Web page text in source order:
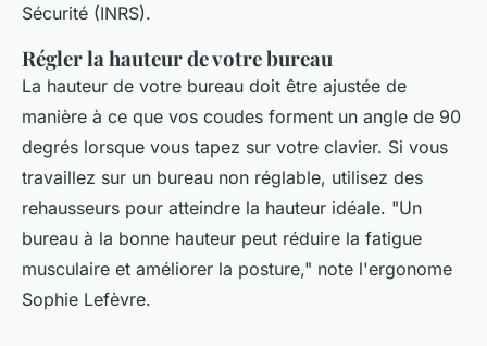
Sécurité (INRS).
Régler la hauteur de votre bureau
La hauteur de votre bureau doit être ajustée de
manière à ce que vos coudes forment un angle de 90
degrés lorsque vous tapez sur votre clavier. Si vous
travaillez sur un bureau non réglable, utilisez des
rehausseurs pour atteindre la hauteur idéale. "Un
bureau à la bonne hauteur peut réduire la fatigue
musculaire et améliorer la posture," note l'ergonome
Sophie Lefèvre.